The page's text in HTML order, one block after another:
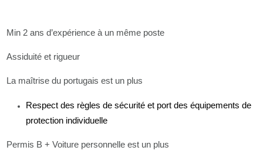
Min 2 ans d’expérience à un même poste
Assiduité et rigueur
La maîtrise du portugais est un plus
Respect des règles de sécurité et port des équipements de
protection individuelle
Permis B + Voiture personnelle est un plus